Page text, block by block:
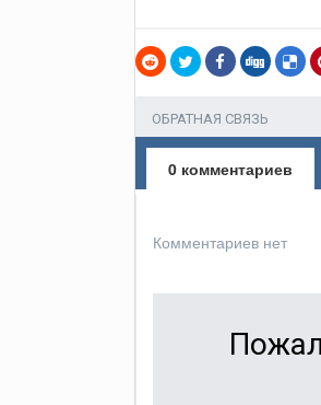
ОБРАТНАЯ СВЯЗЬ
0 комментариев
Комментариев нет